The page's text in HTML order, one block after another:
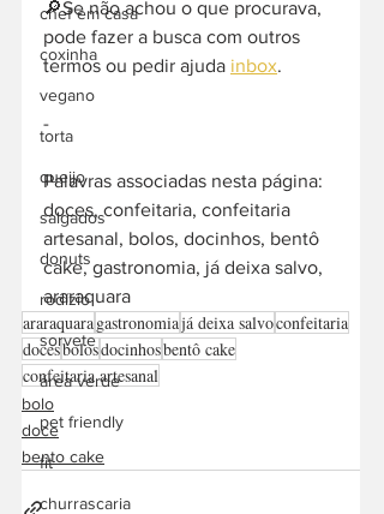
chef em casa
coxinha
vegano
torta
queijo
salgados
donuts
rodízio
sorvete
área verde
pet friendly
fit
churrascaria
🔎Se não achou o que procurava,
pode fazer a busca com outros
termos ou pedir ajuda inbox.
-
Palavras associadas nesta página:
doces, confeitaria, confeitaria
artesanal, bolos, docinhos, bentô
cake, gastronomia, já deixa salvo,
araraquara
araraquaragastronomiajá deixa salvoconfeitaria
docesbolosdocinhosbentô cake
confeitaria artesanal
bolo
doce
bento cake